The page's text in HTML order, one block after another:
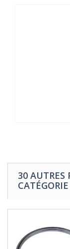
30 AUTRES
CATÉGORIE